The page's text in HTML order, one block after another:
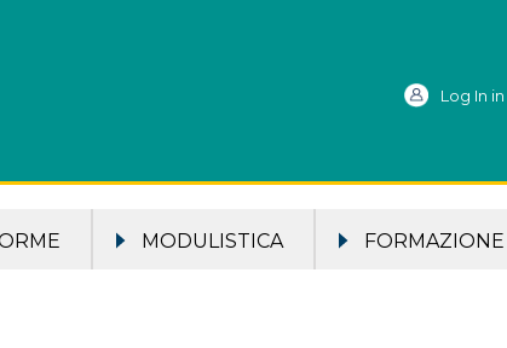
Log In in
MODULISTICA FORMAZIONE